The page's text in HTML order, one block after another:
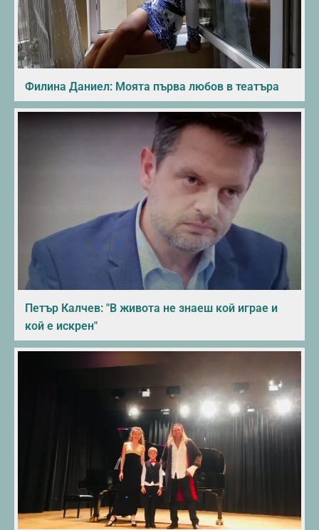
Филина Даниел: Моята първа любов в театъра
Петър Калчев: "В живота не знаеш кой играе и
кой е искрен"